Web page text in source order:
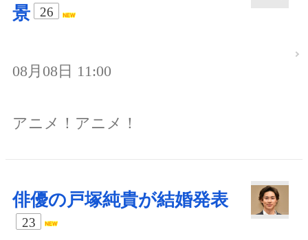
景
26
08月08日 11:00
アニメ！アニメ！
俳優の戸塚純貴が結婚発表
23